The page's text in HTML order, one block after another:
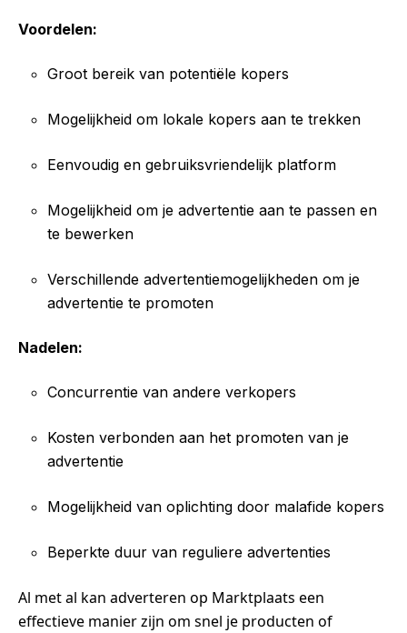
Voordelen:
Groot bereik van potentiële kopers
Mogelijkheid om lokale kopers aan te trekken
Eenvoudig en gebruiksvriendelijk platform
Mogelijkheid om je advertentie aan te passen en
te bewerken
Verschillende advertentiemogelijkheden om je
advertentie te promoten
Nadelen:
Concurrentie van andere verkopers
Kosten verbonden aan het promoten van je
advertentie
Mogelijkheid van oplichting door malafide kopers
Beperkte duur van reguliere advertenties
Al met al kan adverteren op Marktplaats een
effectieve manier zijn om snel je producten of